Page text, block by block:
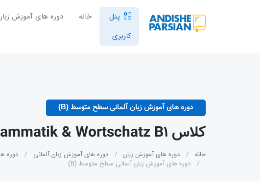
پنل
کاربری
خانه دوره های آموزش
دوره های آموزش زبان آلمانی سطح متوسط (B)
کلاس Grammatik & Wortschatz B1 آنلاین
خانه دوره های آموزش زبان دوره های آموزش زبان آلمانی
دوره
دوره های آموزش زبان آلمانی سطح متوسط (B)